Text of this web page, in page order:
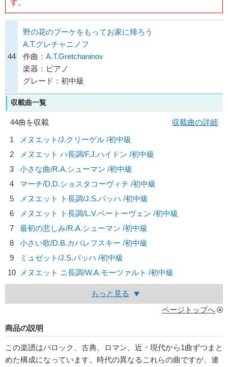
す。
44
野の花のブーケをもってお家に帰ろう
A.T.グレチャニノフ
作曲： A.T.Gretchaninov
楽器：ピアノ
グレード：初中級
収載曲一覧
44曲を収載
収載曲の詳細
1
メヌエット/J.クリーゲル /初中級
2
メヌエット ハ長調/F.J.ハイドン /初中級
3
小さな曲/R.A.シューマン /初中級
4
マーチ/D.D.ショスタコーヴィチ /初中級
5
メヌエット ト長調/J.S.バッハ /初中級
6
メヌエット ト長調/L.V.ベートーヴェン /初中級
7
最初の悲しみ/R.A.シューマン /初中級
8
小さい歌/D.B.カバレフスキー /初中級
9
ミュゼット/J.S.バッハ /初中級
10
メヌエット ニ長調/W.A.モーツァルト /初中級
もっと見る
ページトップへ
商品の説明
この楽譜はバロック、古典、ロマン、近・現代から1曲ずつまと
めた構成になっています。時代の異なるこれらの曲ですが、連